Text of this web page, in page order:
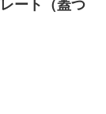
ート（蓋つ